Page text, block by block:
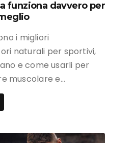
funziona davvero per
i migliori
naturali per sportivi,
e come usarli per
muscolare e…